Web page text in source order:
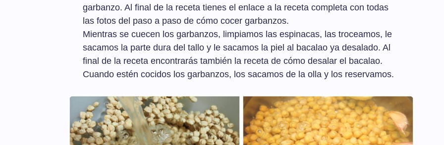
garbanzo. Al final de la receta tienes el enlace a la receta completa con todas
las fotos del paso a paso de cómo cocer garbanzos.
Mientras se cuecen los garbanzos, limpiamos las espinacas, las troceamos, le
sacamos la parte dura del tallo y le sacamos la piel al bacalao ya desalado. Al
final de la receta encontrarás también la receta de cómo desalar el bacalao.
Cuando estén cocidos los garbanzos, los sacamos de la olla y los reservamos.